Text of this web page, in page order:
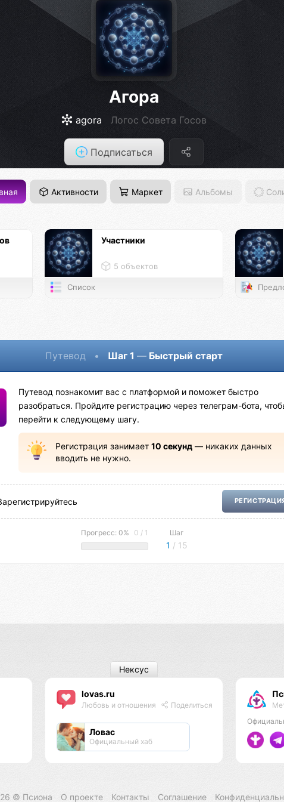
Агора
agora Логос Совета Госов
Подписаться
Активности Маркет Альбомы
Участники
5 объектов
Список
Путевод • Шаг 1 — Быстрый старт
Путевод познакомит вас с платформой и поможет быстро
разобраться. Пройдите регистрацию через телеграм-бота,
перейти к следующему шагу.
Регистрация занимает 10 секунд— никаких данных
вводить не нужно.
РЕГИСТРАЦИЯ
Прогресс: 0% 0 / 1 Шаг
1 / 15
lovas.ru
Любовь и отношения Поделиться
Ловас
Официальный хаб
Нексус
© Псиона О проекте Контакты Соглашение